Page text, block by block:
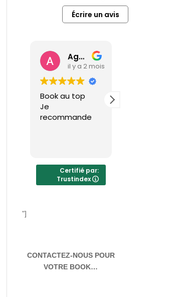
Écrire un avis
Agence Web Gignac 46
il y a 2 mois
Book au top
recommande
Certifié par:
Trustindex
"]
CONTACTEZ-NOUS POUR
VOTRE BOOK…